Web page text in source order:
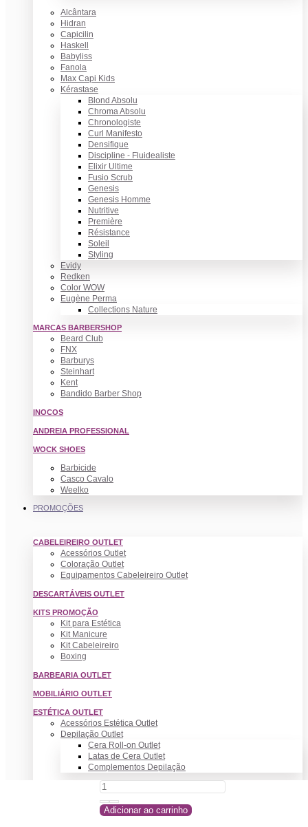
Alcântara
Hidran
Capicilin
Haskell
Babyliss
Fanola
Max Capi Kids
Kérastase
Blond Absolu
Chroma Absolu
Chronologiste
Curl Manifesto
Densifique
Discipline - Fluidealiste
Elixir Ultime
Fusio Scrub
Genesis
Genesis Homme
Nutritive
Première
Résistance
Soleil
Styling
Evidy
Redken
Color WOW
Eugène Perma
Collections Nature
MARCAS BARBERSHOP
Beard Club
FNX
Barburys
Steinhart
Kent
Bandido Barber Shop
INOCOS
ANDREIA PROFESSIONAL
WOCK SHOES
Barbicide
Casco Cavalo
Weelko
PROMOÇÕES
CABELEIREIRO OUTLET
Acessórios Outlet
Coloração Outlet
Equipamentos Cabeleireiro Outlet
DESCARTÁVEIS OUTLET
KITS PROMOÇÃO
Kit para Estética
Kit Manicure
Kit Cabeleireiro
Boxing
BARBEARIA OUTLET
MOBILIÁRIO OUTLET
ESTÉTICA OUTLET
Acessórios Estética Outlet
Depilação Outlet
Cera Roll-on Outlet
Latas de Cera Outlet
Complementos Depilação
MAQUILHAGEM OUTLET
Adicionar ao carrinho